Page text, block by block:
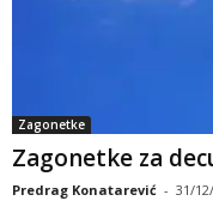
Zagonetke
Zagonetke za
Predrag Konatarević - 31/